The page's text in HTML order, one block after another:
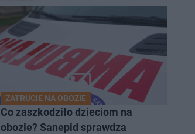
ZATRUCIE NA OBOZIE
Co zaszkodziło dzieciom na
obozie? Sanepid sprawdza